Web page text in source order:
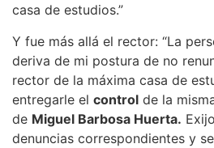
casa de estudios.”
Y fue más allá el rector: “La
deriva de mi postura de no
rector de la máxima casa de
entregarle el control de la
de Miguel Barbosa Huerta.
denuncias correspondientes y